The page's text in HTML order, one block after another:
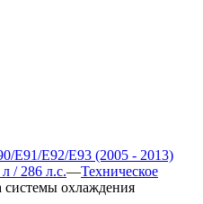
E91/E92/E93 (2005 - 2013)
/ 286 л.с.—Техническое
системы охлаждения